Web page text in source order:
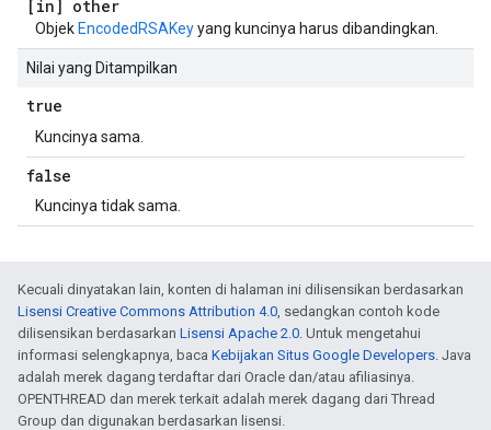
[in] other
Objek EncodedRSAKeyyang kuncinya harus dibandingkan.
Nilai yang Ditampilkan
true
Kuncinya sama.
false
Kuncinya tidak sama.
Kecuali dinyatakan lain, konten di halaman ini dilisensikan berdasarkan
Lisensi Creative Commons Attribution 4.0, sedangkan contoh kode
dilisensikan berdasarkan Lisensi Apache 2.0. Untuk mengetahui
informasi selengkapnya, baca Kebijakan Situs Google Developers. Java
adalah merek dagang terdaftar dari Oracle dan/atau afiliasinya.
OPENTHREAD dan merek terkait adalah merek dagang dari Thread
Group dan digunakan berdasarkan lisensi.